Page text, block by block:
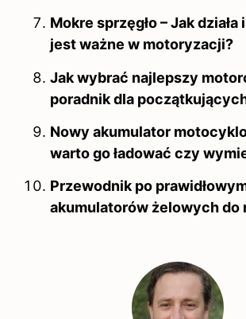
Mokre sprzęgło – Jak
jest ważne w motoryzacji?
Jak wybrać najlepszy
poradnik dla
Nowy akumulator
warto go ładować czy
Przewodnik po
akumulatorów żelowych do